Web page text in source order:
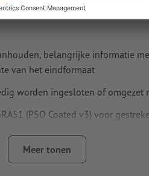
belangrijke informatie
van het eindformaat
worden ingesloten of omgezet
(PSO Coated v3) voor
door ons niet gecontroleerd
Meer tonen